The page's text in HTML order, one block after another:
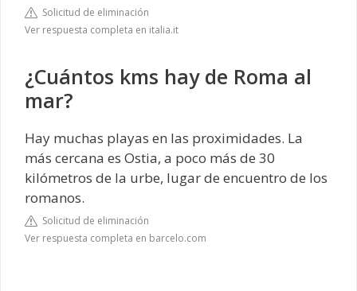
Solicitud de eliminación
Ver respuesta completa en italia.it
¿Cuántos kms hay de Roma al
mar?
Hay muchas playas en las proximidades. La
más cercana es Ostia, a poco más de 30
kilómetros de la urbe, lugar de encuentro de los
romanos.
Solicitud de eliminación
Ver respuesta completa en barcelo.com